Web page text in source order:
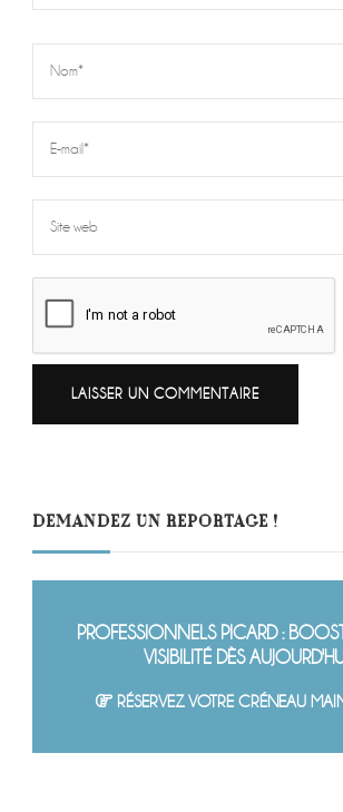
DEMANDEZ UN REPORTAGE !
PROFESSIONNELS PICARD :
VISIBILITÉ DÈS
RÉSERVEZ VOTRE CRÉNEAU